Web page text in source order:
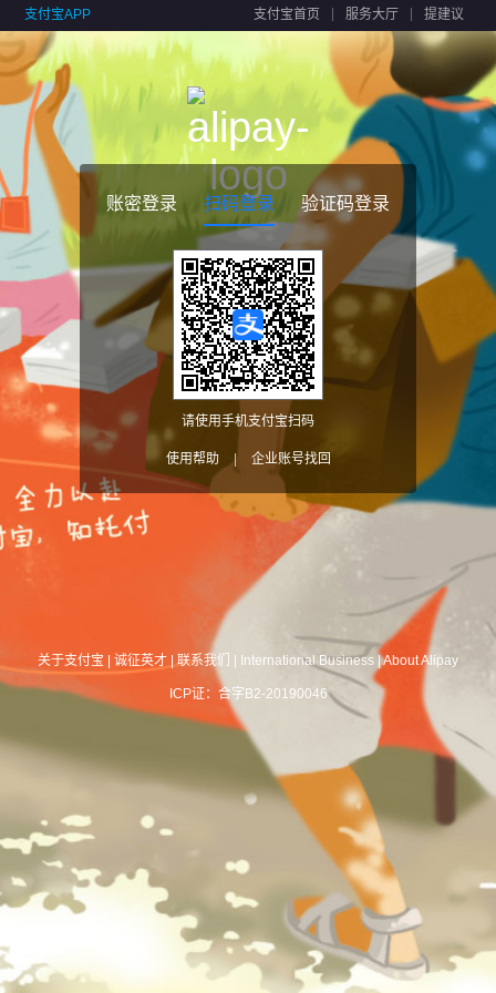
支付宝APP 支付宝首页 服务大厅 提建议
账密登录 扫码登录 验证码登录
请使用手机支付宝扫码
使用帮助 | 企业账号找回
关于支付宝 诚征英才 联系我们 International Business |About Alipay
ICP证：合字B2-20190046